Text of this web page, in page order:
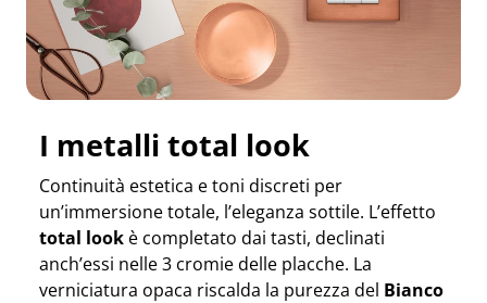
I metalli total look
Continuità estetica e toni discreti per
un’immersione totale, l’eleganza sottile. L’effetto
total look è completato dai tasti, declinati
anch’essi nelle 3 cromie delle placche. La
verniciatura opaca riscalda la purezza del Bianco